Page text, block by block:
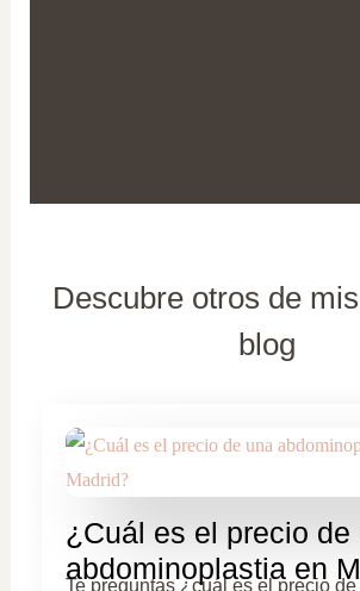
Descubre otros de
blog
¿Cuál es el precio de
abdominoplastia en
Te preguntas ¿cuál es el precio de